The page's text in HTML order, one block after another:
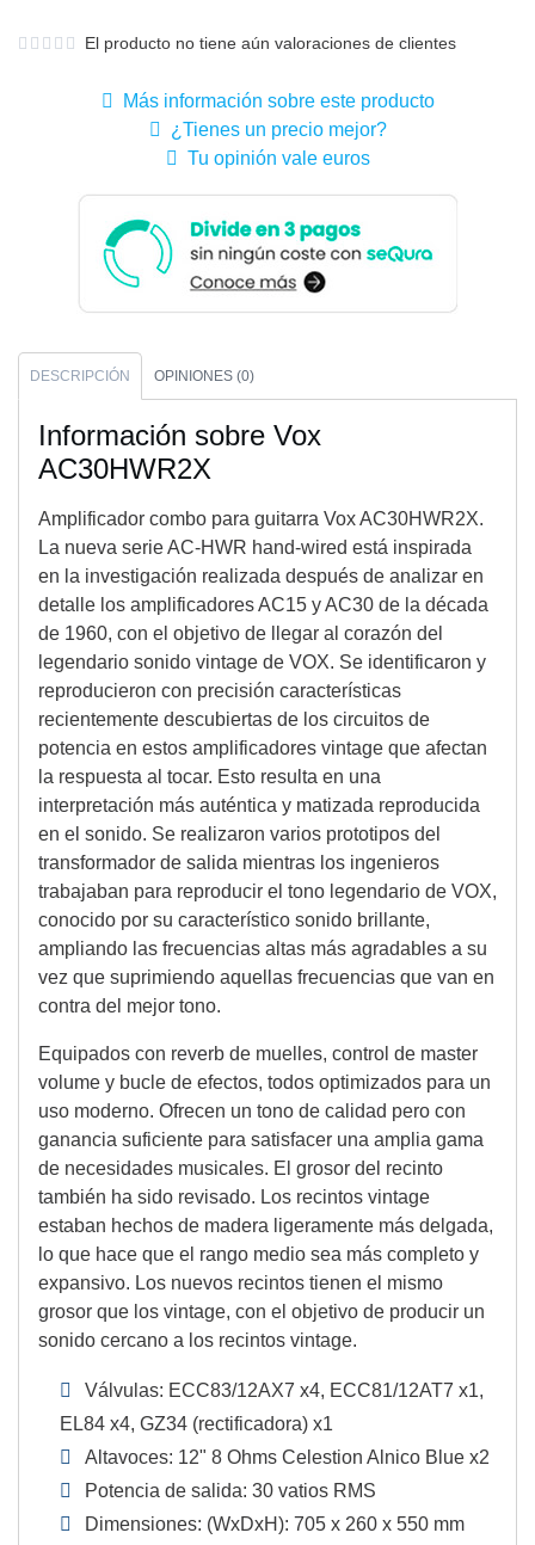
El producto no tiene aún valoraciones de clientes
Más información sobre este producto
¿Tienes un precio mejor?
Tu opinión vale euros
DESCRIPCIÓN OPINIONES (0)
Información sobre Vox
AC30HWR2X
Amplificador combo para guitarra Vox AC30HWR2X.
La nueva serie AC-HWR hand-wired está inspirada
en la investigación realizada después de analizar en
detalle los amplificadores AC15 y AC30 de la década
de 1960, con el objetivo de llegar al corazón del
legendario sonido vintage de VOX. Se identificaron y
reproducieron con precisión características
recientemente descubiertas de los circuitos de
potencia en estos amplificadores vintage que afectan
la respuesta al tocar. Esto resulta en una
interpretación más auténtica y matizada reproducida
en el sonido. Se realizaron varios prototipos del
transformador de salida mientras los ingenieros
trabajaban para reproducir el tono legendario de VOX,
conocido por su característico sonido brillante,
ampliando las frecuencias altas más agradables a su
vez que suprimiendo aquellas frecuencias que van en
contra del mejor tono.
Equipados con reverb de muelles, control de master
volume y bucle de efectos, todos optimizados para un
uso moderno. Ofrecen un tono de calidad pero con
ganancia suficiente para satisfacer una amplia gama
de necesidades musicales. El grosor del recinto
también ha sido revisado. Los recintos vintage
estaban hechos de madera ligeramente más delgada,
lo que hace que el rango medio sea más completo y
expansivo. Los nuevos recintos tienen el mismo
grosor que los vintage, con el objetivo de producir un
sonido cercano a los recintos vintage.
Válvulas: ECC83/12AX7 x4, ECC81/12AT7 x1,
EL84 x4, GZ34 (rectificadora) x1
Altavoces: 12" 8 Ohms Celestion Alnico Blue x2
Potencia de salida: 30 vatios RMS
Dimensiones: (WxDxH): 705 x 260 x 550 mm